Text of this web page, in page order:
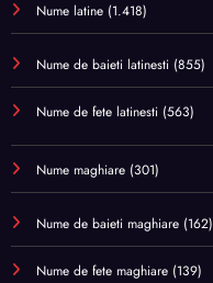
Nume latine (1.418)
Nume de baieti latinesti (855)
Nume de fete latinesti (563)
Nume maghiare (301)
Nume de baieti maghiare (162)
Nume de fete maghiare (139)